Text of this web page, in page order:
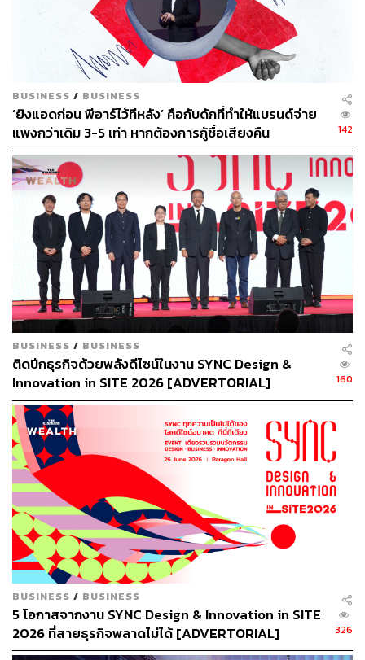
“สิ่งที่เราวางแผนกับคอนเสิร์ตคือ การต่อยอดกับกระแสโตมา
กับ RS ซึ่งวันนี้กลุ่มนี้เป็นกลุ่มที่มีกำลังซื้อสูงสุด ดังนั้นช่วง
เวลานี้จึงเป็นช่วงเวลาที่เหมาะสมแล้ว”
สำหรับกลยุทธ์สุดท้ายคือ การทำ Mergers and Acquisitions
หรือ M&A ซึ่งได้เกิดขึ้นดีลแรกแล้วกับการเข้าลง
บริษัท
เชฎฐ์ เอเชีย ด้วยการเข้าถือหุ้น 35% มูลค่าการลงทุน 920
ล้านบาท โดยนี่ถือเป็นการรุกเข้าสู่ธุรกิจ ‘บริหารสินทรัพย์-สิน
เชื่อรายย่อย’ ของ RS
“การเงินเป็นหนึ่งในไม่กี่อุตสาหกรรมที่ไม่ถูกดิสรัปต์อย่าง
แน่นอน ขณะที่การเกิดขึ้นของเทคโนโลยีเป็นตัวช่วยทำให้
คล่องตัวและมีประสิทธิภาพมากขึ้นด้วยซ้ำ” เฮียฮ้อ สุรชัย
กล่าว
วิทวัส เวชชบุษกร ประธานเจ้าหน้าที่ฝ่ายการเงิน บริษัท อาร์
เอส จำกัด (มหาชน) อธิบายว่า RS ให้ความสนใจกับธุรกิจ
การเงินที่ยังมีการเติบโต ทั้งในแง่ของปริมาณสินเชื่อหรือหนี้
เสีย ซึ่งเชฎฐ์ เอเชีย มีพอร์ตรวมอยู่ที่ 4.5 หมื่นล้าน ปี 2562 มี
รายได้ 700 ล้านบาท และกำไรอีก 200 ล้านบาท
การเข้าลงทุนจะเป็นการต่อยอดให้กับ RS โดยเฉพาะเรื่อง
การเงินที่จะต่อยอดจากฐานลูกค้าที่มี ซึ่งในอนาคต RS
วางแผนที่จะขายสินค้าประเภทใหม่ที่มีราคาสูงขึ้น โดยมีการ
เปิดให้ผ่อนสินค้าผ่านการใช้ประโยชน์จากเชฎฐ์ เอเชีย ซึ่ง
RS วางแผนที่จะเข็นเชฎฐ์ เอเชีย ให้เข้าสู่ตลาดหลักทรัพย์
ภายใน 2-3 ปีข้างหน้า และยังวางเป้าหมายที่ต้องการเติบโตปี
ละ 25-30%
สำหรับดีล M&A ของ RS คาดว่าในปีนี้อาจจะมีอีกสัก 1-2 ดีล
การลงทุนอยู่ประมาณ 300-600 ล้านบาท โดยการทำดีลจะ
ต้องเป็นธุรกิจที่เข้ามาต่อยอดธุรกิจของ RS ได้ ทั้งหมด คาด
ว่าจะต้องใช้เงินลงทุนราว 600-800 ล้านบาท โดยไม่รวมกับ
BUSINESS / BUSINESS
‘ยิงแอดก่อน พีอาร์ไว้ทีหลัง’ คือกับดักที่ทำให้แบรนด์จ่าย
แพงกว่าเดิม 3-5 เท่า หากต้องการกู้ชื่อเสียงคืน
142
BUSINESS / BUSINESS
ติดปีกธุรกิจด้วยพลังดีไซน์ในงาน SYNC Design &
Innovation in SITE 2026 [ADVERTORIAL]
160
BUSINESS / BUSINESS
5 โอกาสจากงาน SYNC Design & Innovation in SITE
2026 ที่สายธุรกิจพลาดไม่ได้ [ADVERTORIAL]
326